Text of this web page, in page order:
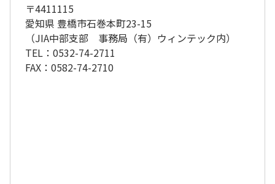
〒4411115
愛知県 豊橋市石巻本町23-15
（JIA中部支部 事務局（有）ウィンテック内）
TEL：0532-74-2711
FAX：0582-74-2710